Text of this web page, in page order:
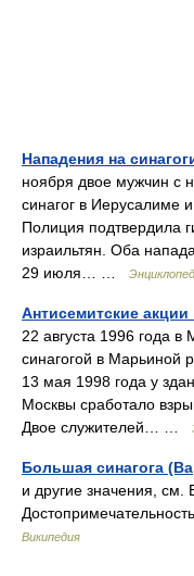
Нападения на
ноября двое мужчин с
синагог в Иерусалиме
Полиция подтвердила
израильтян. Оба
29 июля… …
Антисемитские акции
22 августа 1996 года
синагогой в Марьиной
13 мая 1998 года у
Москвы сработало
Двое служителей… …
Большая синагога
и другие значения, см.
Википедия